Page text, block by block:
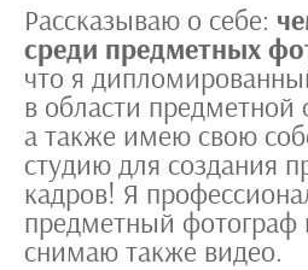
Рассказываю о себе:
среди предметных
что я
в области предметной
а также имею свою
студию для создания
кадров! Я
предметный фотограф
снимаю также видео.